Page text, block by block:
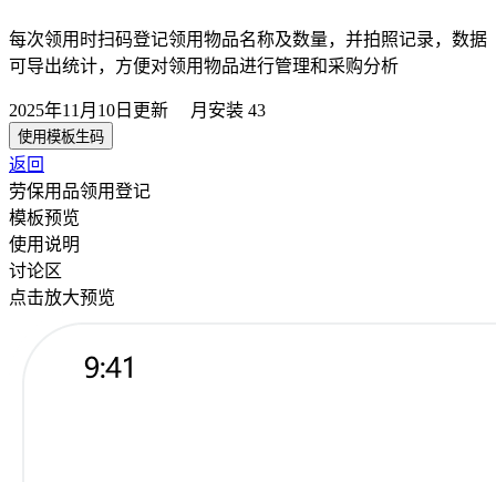
每次领用时扫码登记领用物品名称及数量，并拍照记录，数据
可导出统计，方便对领用物品进行管理和采购分析
2025年11月10日 更新 月安装 43
使用模板生码
返回
劳保用品领用登记
模板预览
使用说明
讨论区
点击放大预览